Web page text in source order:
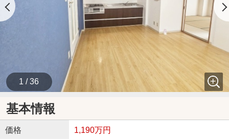
1 / 36
基本情報
価格 1,190万円